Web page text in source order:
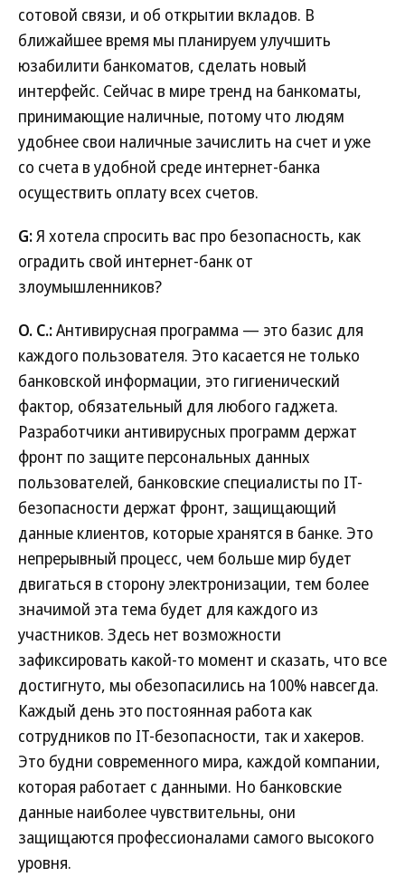
сотовой связи, и об открытии вкладов. В
ближайшее время мы планируем улучшить
юзабилити банкоматов, сделать новый
интерфейс. Сейчас в мире тренд на банкоматы,
принимающие наличные, потому что людям
удобнее свои наличные зачислить на счет и уже
со счета в удобной среде интернет-банка
осуществить оплату всех счетов.
G:Я хотела спросить вас про безопасность, как
оградить свой интернет-банк от
злоумышленников?
О. С.:Антивирусная программа — это базис для
каждого пользователя. Это касается не только
банковской информации, это гигиенический
фактор, обязательный для любого гаджета.
Разработчики антивирусных программ держат
фронт по защите персональных данных
пользователей, банковские специалисты по IT-
безопасности держат фронт, защищающий
данные клиентов, которые хранятся в банке. Это
непрерывный процесс, чем больше мир будет
двигаться в сторону электронизации, тем более
значимой эта тема будет для каждого из
участников. Здесь нет возможности
зафиксировать какой-то момент и сказать, что все
достигнуто, мы обезопасились на 100% навсегда.
Каждый день это постоянная работа как
сотрудников по IT-безопасности, так и хакеров.
Это будни современного мира, каждой компании,
которая работает с данными. Но банковские
данные наиболее чувствительны, они
защищаются профессионалами самого высокого
уровня.